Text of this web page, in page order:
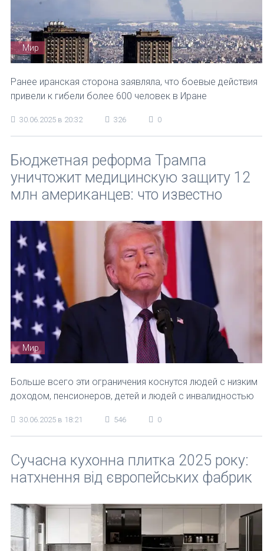
Мир
Ранее иранская сторона заявляла, что боевые действия
привели к гибели более 600 человек в Иране
30.06.2025 в 20:32 326 0
Бюджетная реформа Трампа
уничтожит медицинскую защиту 12
млн американцев: что известно
Мир
Больше всего эти ограничения коснутся людей с низким
доходом, пенсионеров, детей и людей с инвалидностью
30.06.2025 в 18:21 546 0
Сучасна кухонна плитка 2025 року:
натхнення від європейських фабрик